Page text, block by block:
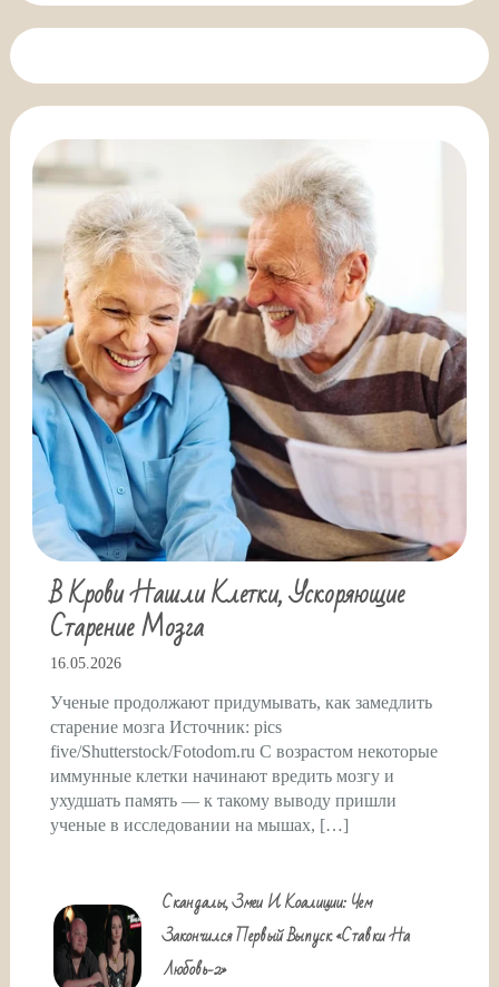
В Крови Нашли Клетки, Ускоряющие
Старение Мозга
16.05.2026
Ученые продолжают придумывать, как замедлить
старение мозга Источник: pics
five/Shutterstock/Fotodom.ru С возрастом некоторые
иммунные клетки начинают вредить мозгу и
ухудшать память — к такому выводу пришли
ученые в исследовании на мышах, […]
Скандалы, Змеи И Коалиции: Чем
Закончился Первый Выпуск «Ставки На
Любовь-2»